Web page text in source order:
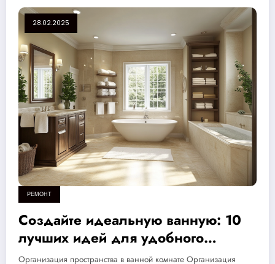
28.02.2025
РЕМОНТ
Создайте идеальную ванную: 10
лучших идей для удобного
хранения и уюта
Организация пространства в ванной комнате Организация